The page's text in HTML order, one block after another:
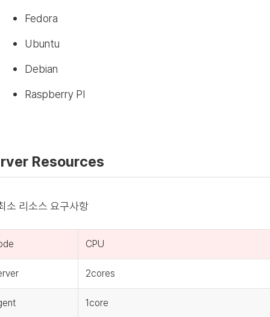
Fedora
Ubuntu
Debian
Raspberry PI
Resources
소 리소스 요구사항
CPU
2cores
1core